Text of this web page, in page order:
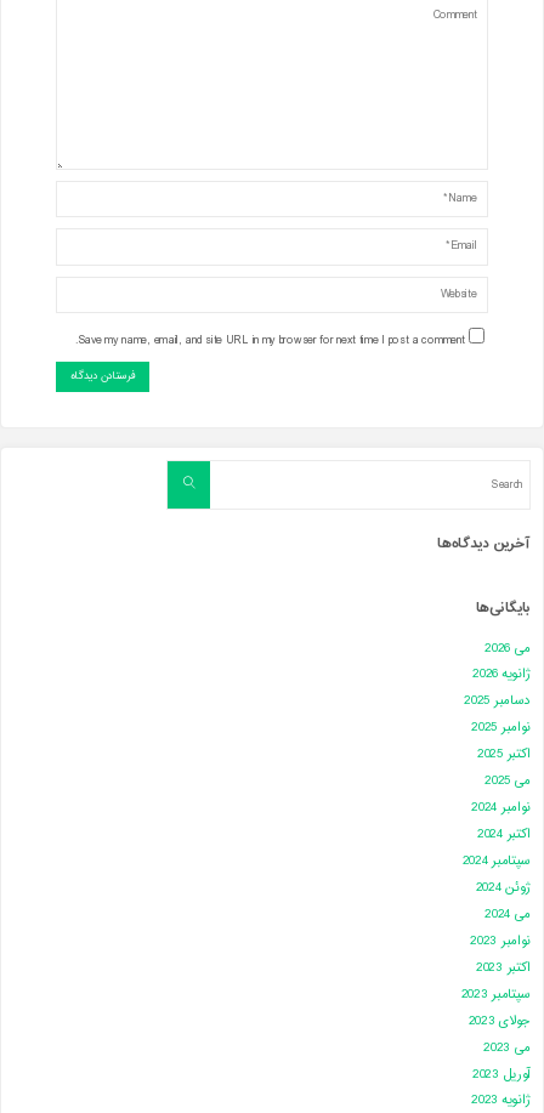
Save my name, email, and site URL in my browser for next time I post a comment.
Search
آخرین دیدگاه‌ها
بایگانی‌ها
می 2026
ژانویه 2026
دسامبر 2025
نوامبر 2025
اکتبر 2025
می 2025
نوامبر 2024
اکتبر 2024
سپتامبر 2024
ژوئن 2024
می 2024
نوامبر 2023
اکتبر 2023
سپتامبر 2023
جولای 2023
می 2023
آوریل 2023
ژانویه 2023